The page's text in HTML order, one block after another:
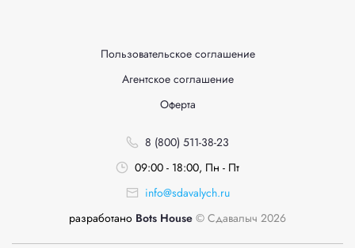
Пользовательское соглашение
Агентское соглашение
Оферта
8 (800) 511-38-23
09:00 - 18:00, Пн - Пт
info@sdavalych.ru
разработано Bots House © Сдавалыч 2026